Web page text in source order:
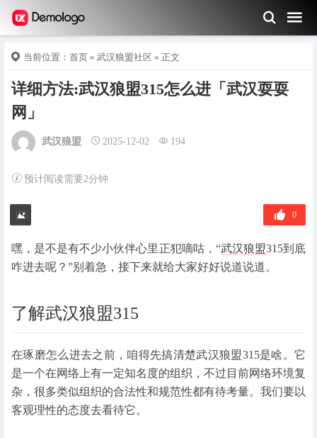
当前位置： 首页 » 武汉狼盟社区 » 正文
详细方法:武汉狼盟315怎么进「武汉耍耍
网」
武汉狼盟 2025-12-02 194
预计阅读需要2分钟
0
嘿，是不是有不少小伙伴心里正犯嘀咕，“武汉狼盟315到底
咋进去呢？”别着急，接下来就给大家好好说道说道。
了解武汉狼盟315
在琢磨怎么进去之前，咱得先搞清楚武汉狼盟315是啥。它
是一个在网络上有一定知名度的组织，不过目前网络环境复
杂，很多类似组织的合法性和规范性都有待考量。我们要以
客观理性的态度去看待它。